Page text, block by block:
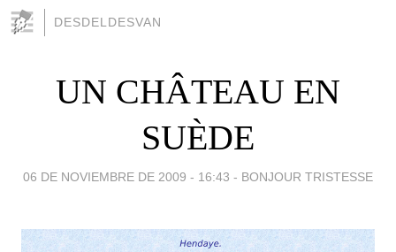
DESDELDESVAN
UN CHÂTEAU EN
SUÈDE
06 DE NOVIEMBRE DE 2009 - 16:43 - BONJOUR TRISTESSE